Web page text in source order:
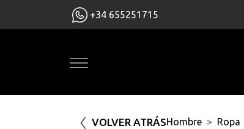
+34 655251715
VOLVER ATRÁSHombre Ropa